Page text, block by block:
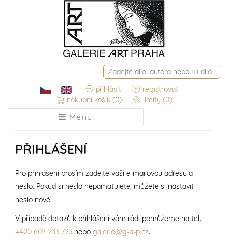
přihlásit
registrovat
nákupní košík (0) limity (0)
Menu
PŘIHLÁŠENÍ
Pro přihlášení prosím zadejte vaši e-mailovou adresu a
heslo. Pokud si heslo nepamatujete, můžete si nastavit
heslo nové.
V případě dotazů k přihlášení vám rádi pomůžeme na tel.
+420 602 233 723 nebo galerie@g-a-p.cz.